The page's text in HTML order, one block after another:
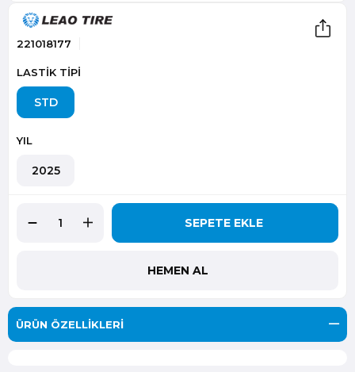
221018177
LASTİK TİPİ
STD
YIL
2025
ÜRÜN ÖZELLIKLERI